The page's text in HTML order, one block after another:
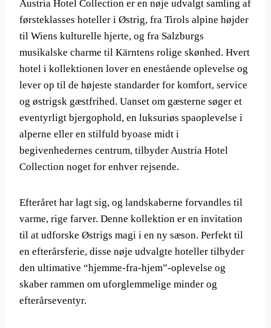
Austria Hotel Collection er en nøje udvalgt samling af
førsteklasses hoteller i Østrig, fra Tirols alpine højder
til Wiens kulturelle hjerte, og fra Salzburgs
musikalske charme til Kärntens rolige skønhed. Hvert
hotel i kollektionen lover en enestående oplevelse og
lever op til de højeste standarder for komfort, service
og østrigsk gæstfrihed. Uanset om gæsterne søger et
eventyrligt bjergophold, en luksuriøs spaoplevelse i
alperne eller en stilfuld byoase midt i
begivenhedernes centrum, tilbyder Austria Hotel
Collection noget for enhver rejsende.
Efteråret har lagt sig, og landskaberne forvandles til
varme, rige farver. Denne kollektion er en invitation
til at udforske Østrigs magi i en ny sæson. Perfekt til
en efterårsferie, disse nøje udvalgte hoteller tilbyder
den ultimative “hjemme-fra-hjem”-oplevelse og
skaber rammen om uforglemmelige minder og
efterårseventyr.